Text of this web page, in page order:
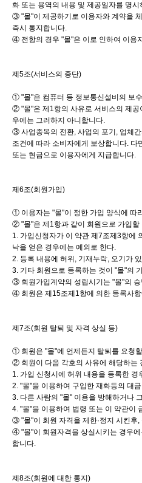
화 또는 용역의 내용 및 제공일자를 명
③ "몰"이 제공하기로 이용자와 계약을
즉시 통지합니다.
④ 전항의 경우 "몰"은 이로 인하여 이용
제5조(서비스의 중단)
① "몰"은 컴퓨터 등 정보통신설비의 보
② "몰"은 제1항의 사유로 서비스의 제공
우에는 그러하지 아니합니다.
③ 사업종목의 전환, 사업의 포기, 업체
조건에 따라 소비자에게 보상합니다.
또는 현금으로 이용자에게 지급합니다.
제6조(회원가입)
① 이용자는 "몰"이 정한 가입 양식에 따
② "몰"은 제1항과 같이 회원으로 가입할
1. 가입신청자가 이 약관 제7조제3항에
낙을 얻은 경우에는 예외로 한다.
2. 등록 내용에 허위, 기재누락, 오기가
3. 기타 회원으로 등록하는 것이 "몰"의
③ 회원가입계약의 성립시기는 "몰"의
④ 회원은 제15조제1항에 의한 등록사
제7조(회원 탈퇴 및 자격 상실 등)
① 회원은 "몰"에 언제든지 탈퇴를 요청
② 회원이 다음 각호의 사유에 해당하는
1. 가입 신청시에 허위 내용을 등록한 경
2. "몰"을 이용하여 구입한 재화등의 대
3. 다른 사람의 "몰" 이용을 방해하거나
4. "몰"을 이용하여 법령 또는 이 약관이
③ "몰"이 회원 자격을 제한·정지 시킨후
④ "몰"이 회원자격을 상실시키는 경우
합니다.
제8조(회원에 대한 통지)